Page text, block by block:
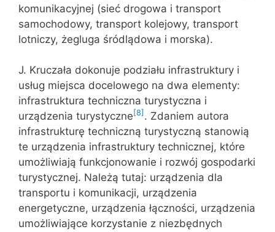
komunikacyjnej (sieć drogowa i transport
samochodowy, transport kolejowy, transport
lotniczy, żegluga śródlądowa i morska).
J. Kruczała dokonuje podziału infrastruktury i
usług miejsca docelowego na dwa elementy:
infrastruktura techniczna turystyczna i
urządzenia turystyczne [8] . Zdaniem autora
infrastrukturę techniczną turystyczną stanowią
te urządzenia infrastruktury technicznej, które
umożliwiają funkcjonowanie i rozwój gospodarki
turystycznej. Należą tutaj: urządzenia dla
transportu i komunikacji, urządzenia
energetyczne, urządzenia łączności, urządzenia
umożliwiające korzystanie z niezbędnych